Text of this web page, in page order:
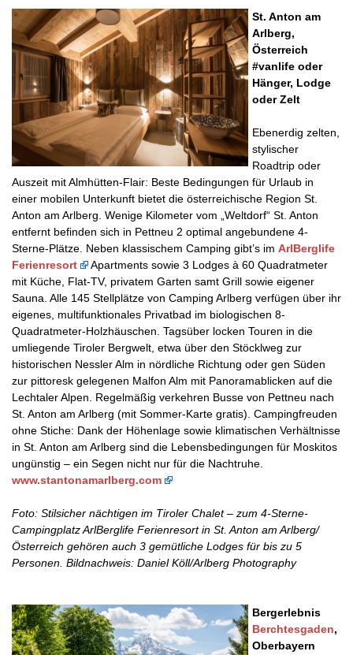
St. Anton am
Arlberg,
Österreich
#vanlife oder
Hänger, Lodge
oder Zelt
Ebenerdig zelten,
stylischer
Roadtrip oder
Auszeit mit Almhütten-Flair: Beste Bedingungen für Urlaub in
einer mobilen Unterkunft bietet die österreichische Region St.
Anton am Arlberg. Wenige Kilometer vom „Weltdorf“ St. Anton
entfernt befinden sich in Pettneu 2 optimal angebundene 4-
Sterne-Plätze. Neben klassischem Camping gibt’s im ArlBerglife
Ferienresort
Apartments sowie 3 Lodges à 60 Quadratmeter
mit Küche, Flat-TV, privatem Garten samt Grill sowie eigener
Sauna. Alle 145 Stellplätze von Camping Arlberg verfügen über ihr
eigenes, multifunktionales Privatbad im biologischen 8-
Quadratmeter-Holzhäuschen. Tagsüber locken Touren in die
umliegende Tiroler Bergwelt, etwa über den Stöcklweg zur
historischen Nessler Alm in nördliche Richtung oder gen Süden
zur pittoresk gelegenen Malfon Alm mit Panoramablicken auf die
Lechtaler Alpen. Regelmäßig verkehren Busse von Pettneu nach
St. Anton am Arlberg (mit Sommer-Karte gratis). Campingfreuden
ohne Stiche: Dank der Höhenlage sowie klimatischen Verhältnisse
in St. Anton am Arlberg sind die Lebensbedingungen für Moskitos
ungünstig – ein Segen nicht nur für die Nachtruhe.
www.stantonamarlberg.com
Foto: Stilsicher nächtigen im Tiroler Chalet – zum 4-Sterne-
Campingplatz ArlBerglife Ferienresort in St. Anton am Arlberg/
Österreich gehören auch 3 gemütliche Lodges für bis zu 5
Personen. Bildnachweis: Daniel Köll/Arlberg Photography
Bergerlebnis
Berchtesgaden,
Oberbayern